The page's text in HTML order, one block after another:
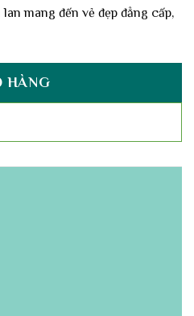
mang đến vẻ đẹp đẳng cấp,
số lượng
HÀNG